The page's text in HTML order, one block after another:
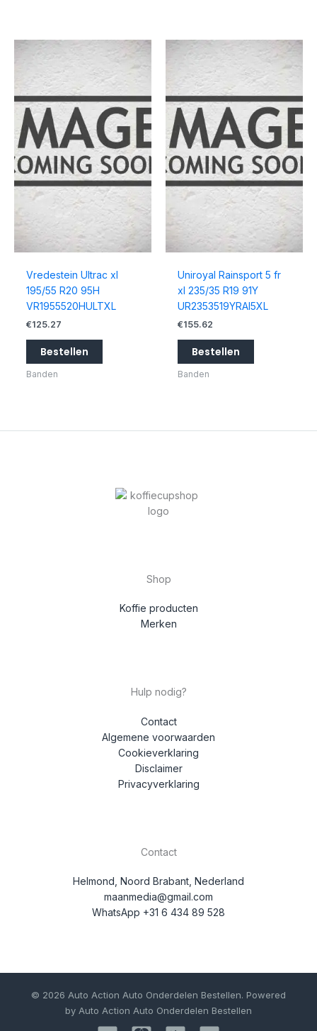
Vredestein Ultrac xl
195/55 R20 95H
VR1955520HULTXL
€125.27
Bestellen
Banden
Uniroyal Rainsport 5 fr
xl 235/35 R19 91Y
UR2353519YRAI5XL
€155.62
Bestellen
Banden
Shop
Koffie producten
Merken
Hulp nodig?
Contact
Algemene voorwaarden
Cookieverklaring
Disclaimer
Privacyverklaring
Contact
Helmond, Noord Brabant, Nederland
maanmedia@gmail.com
WhatsApp +31 6 434 89 528
© 2026 Auto Action Auto Onderdelen Bestellen. Powered
by Auto Action Auto Onderdelen Bestellen